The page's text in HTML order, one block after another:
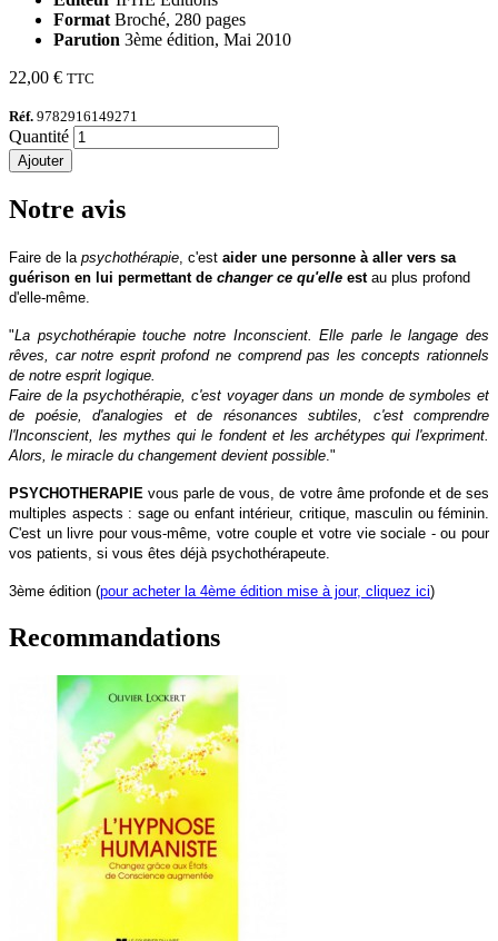
Format Broché, 280 pages
Parution 3ème édition, Mai 2010
22,00 € TTC
Réf. 9782916149271
Quantité
Ajouter
Notre avis
Faire de la psychothérapie , c'est aider une personne à aller vers sa
guérison en lui permettant de changer ce qu'elle estau plus profond
d'elle-même.
"La psychothérapie touche notre Inconscient. Elle parle le langage des
rêves, car notre esprit profond ne comprend pas les concepts rationnels
de notre esprit logique.
Faire de la psychothérapie, c'est voyager dans un monde de symboles et
de poésie, d'analogies et de résonances subtiles, c'est comprendre
l'Inconscient, les mythes qui le fondent et les archétypes qui l'expriment.
Alors, le miracle du changement devient possible ."
PSYCHOTHERAPIE vous parle de vous, de votre âme profonde et de ses
multiples aspects : sage ou enfant intérieur, critique, masculin ou féminin.
C'est un livre pour vous-même, votre couple et votre vie sociale - ou pour
vos patients, si vous êtes déjà psychothérapeute.
3ème édition (pour acheter la 4ème édition mise à jour, cliquez ici)
Recommandations